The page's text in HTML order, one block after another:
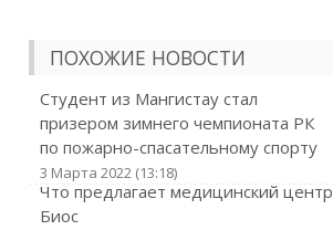
ПОХОЖИЕ НОВОСТИ
Студент из Мангистау стал
призером зимнего чемпионата РК
по пожарно-спасательному спорту
3 Марта 2022 (13:18)
Что предлагает медицинский центр
Биос